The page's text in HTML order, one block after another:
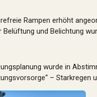
Rampen erhöht
und Belichtung
wurde in
–